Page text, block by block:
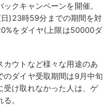
クキャンペーンを開催。
)23時59分までの期間を対
をダイヤ(上限は50000ダ
カウトなど様々な用途のあ
のダイヤ受取期間は9月中旬
受け取れなかった人は、ゲ
。